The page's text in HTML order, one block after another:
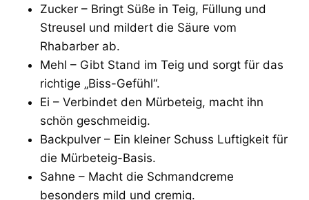
Zucker – Bringt Süße in Teig, Füllung und
Streusel und mildert die Säure vom
Rhabarber ab.
Mehl – Gibt Stand im Teig und sorgt für das
richtige „Biss-Gefühl“.
Ei – Verbindet den Mürbeteig, macht ihn
schön geschmeidig.
Backpulver – Ein kleiner Schuss Luftigkeit für
die Mürbeteig-Basis.
Sahne – Macht die Schmandcreme
besonders mild und cremig.